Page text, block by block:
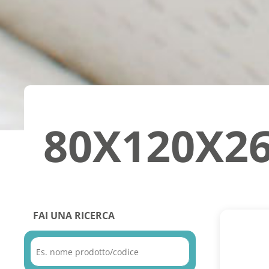
FAI UNA RICERCA